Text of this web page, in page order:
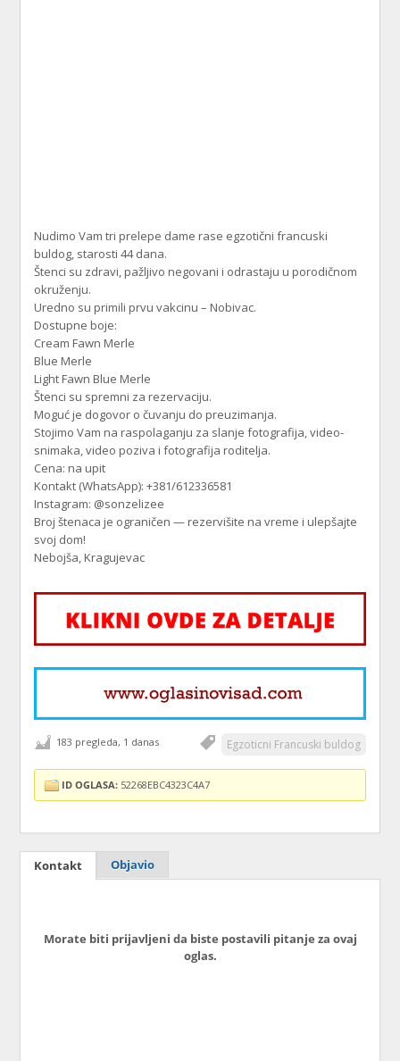
Nudimo Vam tri prelepe dame rase egzotični francuski
buldog, starosti 44 dana.
Štenci su zdravi, pažljivo negovani i odrastaju u porodičnom
okruženju.
Uredno su primili prvu vakcinu – Nobivac.
Dostupne boje:
Cream Fawn Merle
Blue Merle
Light Fawn Blue Merle
Štenci su spremni za rezervaciju.
Moguć je dogovor o čuvanju do preuzimanja.
Stojimo Vam na raspolaganju za slanje fotografija, video-
snimaka, video poziva i fotografija roditelja.
Cena: na upit
Kontakt (WhatsApp): +381/612336581
Instagram: @sonzelizee
Broj štenaca je ograničen — rezervišite na vreme i ulepšajte
svoj dom!
Nebojša, Kragujevac
Egzoticni Francuski buldog
183 pregleda, 1 danas
ID OGLASA: 52268EBC4323C4A7
Kontakt Objavio
Morate biti prijavljeni da biste postavili pitanje za ovaj
oglas.